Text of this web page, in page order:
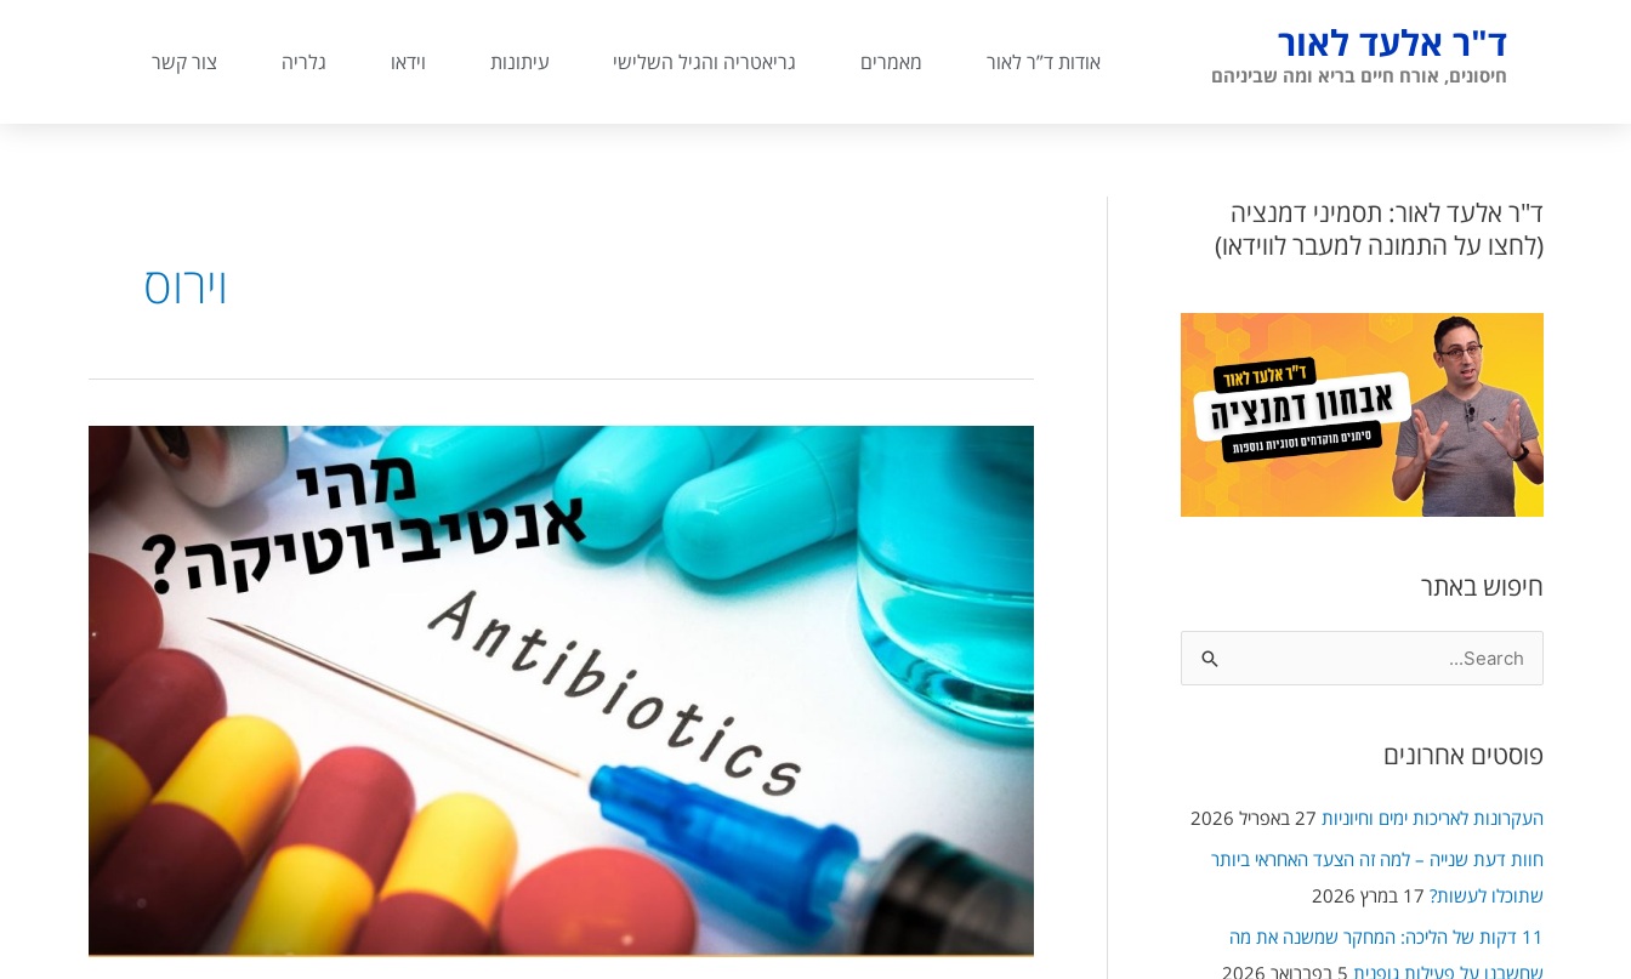
ד"ר אלעד לאור
חיסונים, אורח חיים בריא ומה שביניהם אודות ד”ר לאור מאמרים גריאטריה והגיל השלישי עיתונות וידאו גלריה צור קשר
ד"ר אלעד לאור: תסמיני דמנציה
(לחצו על התמונה למעבר לווידאו)
חיפוש באתר
r
c
פוסטים אחרונים
העקרונות לאריכות ימים וחיוניות 27 באפריל 2026
חוות דעת שנייה – למה זה הצעד האחראי ביותר
שתוכלו לעשות? 17 במרץ 2026
11 דקות של הליכה: המחקר שמשנה את מה
שחשבנו על פעילות גופנית 5 בפברואר 2026
וירוס
לאור
מסביר
אנטיביוטיקה?